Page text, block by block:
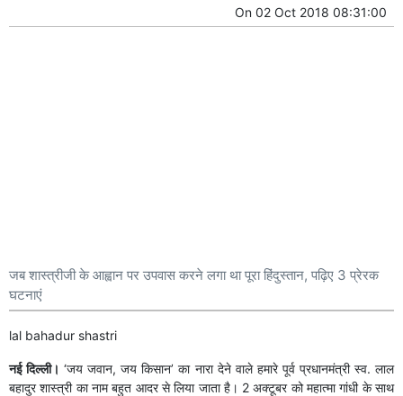
On 02 Oct 2018 08:31:00
जब शास्त्रीजी के आह्वान पर उपवास करने लगा था पूरा हिंदुस्तान, पढ़िए 3 प्रेरक
घटनाएं
lal bahadur shastri
नई दिल्ली। ‘जय जवान, जय किसान’ का नारा देने वाले हमारे पूर्व प्रधानमंत्री स्व. लाल
बहादुर शास्त्री का नाम बहुत आदर से लिया जाता है। 2 अक्टूबर को महात्मा गांधी के साथ